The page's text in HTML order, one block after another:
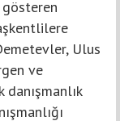
Ulus
ve